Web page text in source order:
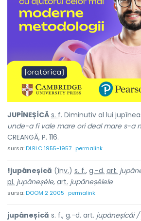
JUPÎNEȘÍCĂ s. f. Diminutiv al lui
unde-a fi vale mare ori deal mare s-a
CREANGĂ, P. 116.
sursa:DLRLC 1955-1957 permalink
!jupâneșícă (înv.) s. f., g.-d. art.
pl. jupâneșéle, art. jupâneșélele
sursa:DOOM 2 2005 permalink
jupâneșícă s. f., g.-d. art. jupâneșícăi